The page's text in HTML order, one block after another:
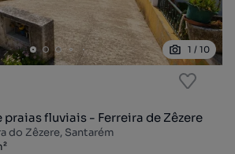
1 / 10
fluviais - Ferreira de Zêzere
do Zêzere, Santarém